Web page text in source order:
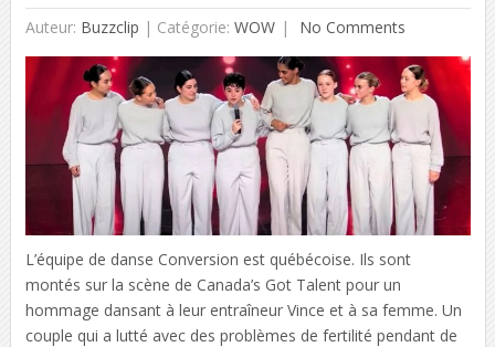
Auteur: Buzzclip | Catégorie: WOW No Comments
L’équipe de danse Conversion est québécoise. Ils sont
montés sur la scène de Canada’s Got Talent pour un
hommage dansant à leur entraîneur Vince et à sa femme. Un
couple qui a lutté avec des problèmes de fertilité pendant de